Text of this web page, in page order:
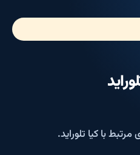
با کیا تلوراید.